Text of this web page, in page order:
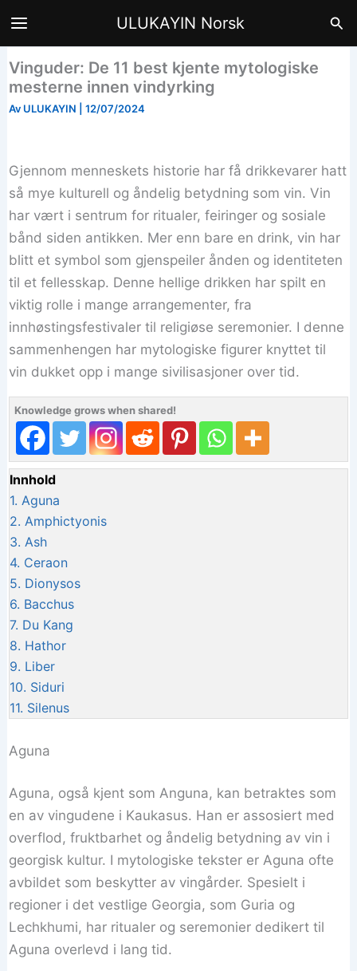
ULUKAYIN Norsk Søk
Vinguder: De 11 best kjente mytologiske
mesterne innen vindyrking
Av ULUKAYIN |12/07/2024
Gjennom menneskets historie har få drikkevarer hatt
så mye kulturell og åndelig betydning som vin. Vin
har vært i sentrum for ritualer, feiringer og sosiale
bånd siden antikken. Mer enn bare en drink, vin har
blitt et symbol som gjenspeiler ånden og identiteten
til et fellesskap. Denne hellige drikken har spilt en
viktig rolle i mange arrangementer, fra
innhøstingsfestivaler til religiøse seremonier. I denne
sammenhengen har mytologiske figurer knyttet til
vin dukket opp i mange sivilisasjoner over tid.
Knowledge grows when shared!
Innhold
1. Aguna
2. Amphictyonis
3. Ash
4. Ceraon
5. Dionysos
6. Bacchus
7. Du Kang
8. Hathor
9. Liber
10. Siduri
11. Silenus
Aguna
Aguna, også kjent som Anguna, kan betraktes som
en av vingudene i Kaukasus. Han er assosiert med
overflod, fruktbarhet og åndelig betydning av vin i
georgisk kultur. I mytologiske tekster er Aguna ofte
avbildet som beskytter av vingårder. Spesielt i
regioner i det vestlige Georgia, som Guria og
Lechkhumi, har ritualer og seremonier dedikert til
Aguna overlevd i lang tid.